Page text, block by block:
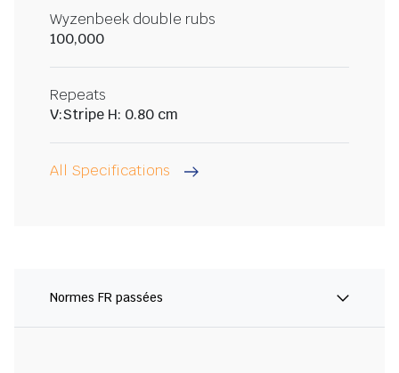
Wyzenbeek double rubs
100,000
Repeats
V:Stripe H: 0.80 cm
All Specifications
Normes FR passées